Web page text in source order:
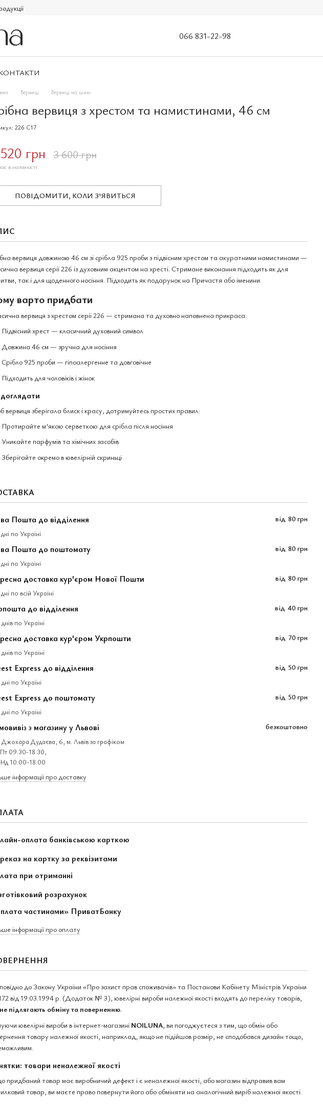
066 831-22-98
Вервиці Вервиці на шию
вервиця з хрестом та намистинами, 46 см
226 C17
грн 3 600 грн
в наявності
ПОВІДОМИТИ, КОЛИ З'ЯВИТЬСЯ
вервиця довжиною 46 см зі срібла 925 проби з підвісним хрестом та акуратними намистинами —
вервиця серії 226 із духовним акцентом на хресті. Стримане виконання підходить як для
так і для щоденного носіння. Підходить як подарунок на Причастя або іменини.
варто придбати
вервиця з хрестом серії 226 — стримана та духовно наповнена прикраса:
Підвісний хрест — класичний духовний символ
Довжина 46 см — зручна для носіння
Срібло 925 проби — гіпоалергенне та довговічне
Підходить для чоловіків і жінок
вервиця зберігала блиск і красу, дотримуйтесь простих правил:
Протирайте м'якою серветкою для срібла після носіння
Уникайте парфумів та хімічних засобів
Зберігайте окремо в ювелірній скриньці
Пошта до відділення
по Україні
від 80 грн
Пошта до поштомату
по Україні
від 80 грн
доставка кур'єром Нової Пошти
по всій Україні
від 80 грн
до відділення
по Україні
від 40 грн
доставка кур'єром Укрпошти
по Україні
від 70 грн
Express до відділення
по Україні
від 50 грн
Express до поштомату
по Україні
від 50 грн
з магазину у Львові
Джохара Дудаєва, 6, м. Львів за графіком
09:30-18:30,
10:00-18:00
безкоштовно
інформації про доставку
оплата банківською карткою
на картку за реквізитами
при отриманні
розрахунок
частинами» ПриватБанку
інформації про оплату
до Закону України «Про захист прав споживачів» та Постанови Кабінету Міністрів України
від 19.03.1994 р. (Додаток № 3), ювелірні вироби належної якості входять до переліку товарів,
не підлягають обміну та поверненню.
ювелірні вироби в інтернет-магазині NOILUNA, ви погоджуєтеся з тим, що обмін або
товару належної якості, наприклад, якщо не підійшов розмір, не сподобався дизайн тощо,
товари неналежної якості
придбаний товар має виробничий дефект і є неналежної якості, або магазин відправив вам
товар, ви маєте право повернути його або обміняти на аналогічний виріб належної якості.